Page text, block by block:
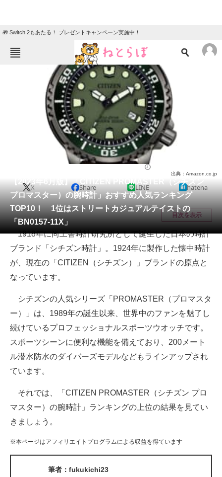
🎁 Switch 2もあたる！ プレゼントキャンペーン実施中！
ねとらぼメニュー
ニュース
クイズ
地域
教育・育児
リサーチ
メディア
注目記事を集めた総合ページ
ITの今と未来を見通す
スマホと通信の最新トレンド
好きが集まる 比べて選べる
ビジネスと働き方のヒント
企業ITのトレンドを詳説
経営リーダーのコミュニティ
企業向けIT製品の総合サイト
【2023年6月版】「CITIZEN PROMASTER（シチズン
プロマスター）の腕時計」おすすめ人気ランキング
TOP10！ 1位はストリートカジュアルテイストの
「BN0157-11X」
出典：Amazon.co.jp
X Share LINE hatena
目次を表示
1918年に尚工舎時計研究所として誕生した日本の時計
ブランド「シチズン時計」。1924年に製作した懐中時計
が、現在の「CITIZEN（シチズン）」ブランドの原点と
なっています。
シチズンの人気シリーズ「PROMASTER（プロマスタ
ー）」は、1989年の誕生以来、世界中のファンを魅了し
続けているプロフェッショナルスポーツウオッチです。
スポーツシーンに便利な機能を備えており、200メート
ル潜水防水のダイバーズモデルなどもラインアップされ
ています。
それでは、「CITIZEN PROMASTER（シチズン プロ
マスター）の腕時計」ランキングの上位の結果を見てい
きましょう。
※本ページはアフィリエイトプログラムによる収益を得ています
筆者：fukukichi23